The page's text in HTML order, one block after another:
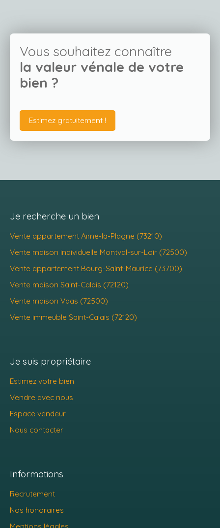
Vous souhaitez connaître
la valeur vénale de votre
bien ?
Estimez gratuitement !
Je recherche un bien
Vente appartement Aime-la-Plagne (73210)
Vente maison individuelle Montval-sur-Loir (72500)
Vente appartement Bourg-Saint-Maurice (73700)
Vente maison Saint-Calais (72120)
Vente maison Vaas (72500)
Vente immeuble Saint-Calais (72120)
Je suis propriétaire
Estimez votre bien
Vendre avec nous
Espace vendeur
Nous contacter
Informations
Recrutement
Nos honoraires
Mentions légales